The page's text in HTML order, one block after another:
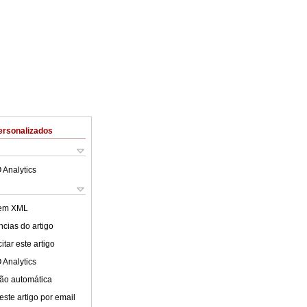
Analytics
XML
do artigo
este artigo
Analytics
automática
artigo por email